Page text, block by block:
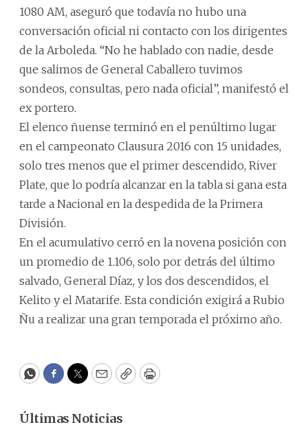
1080 AM, aseguró que todavía no hubo una
conversación oficial ni contacto con los dirigentes
de la Arboleda. “No he hablado con nadie, desde
que salimos de General Caballero tuvimos
sondeos, consultas, pero nada oficial”, manifestó el
ex portero.
El elenco ñuense terminó en el penúltimo lugar
en el campeonato Clausura 2016 con 15 unidades,
solo tres menos que el primer descendido, River
Plate, que lo podría alcanzar en la tabla si gana esta
tarde a Nacional en la despedida de la Primera
División.
En el acumulativo cerró en la novena posición con
un promedio de 1.106, solo por detrás del último
salvado, General Díaz, y los dos descendidos, el
Kelito y el Matarife. Esta condición exigirá a Rubio
Ñu a realizar una gran temporada el próximo año.
WhatsApp
Facebook
Twitter
EmailCopyPrint
Últimas Noticias